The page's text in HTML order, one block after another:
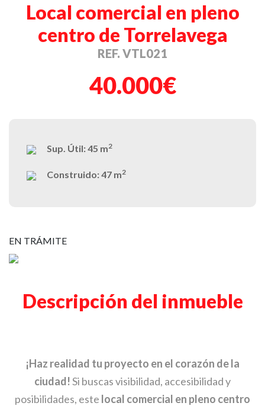
Local comercial en pleno
centro de Torrelavega
REF. VTL021
40.000€
Sup. Útil:45 m2
Construido:47 m2
EN TRÁMITE
Descripción del inmueble
¡Haz realidad tu proyecto en el corazón de la
ciudad!Si buscas visibilidad, accesibilidad y
posibilidades, este local comercial en pleno centro